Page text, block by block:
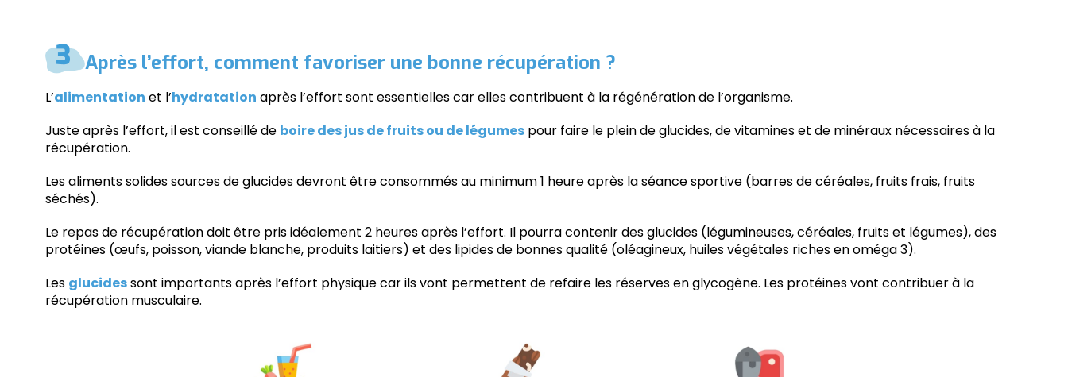
Après l’effort, comment favoriser une bonne récupération ?
L’alimentation et l’hydratation après l’effort sont essentielles car elles contribuent à la régénération de l’organisme.
Juste après l’effort, il est conseillé de boire des jus de fruits ou de légumes pour faire le plein de glucides, de vitamines et de minéraux nécessaires à la
récupération.
Les aliments solides sources de glucides devront être consommés au minimum 1 heure après la séance sportive (barres de céréales, fruits frais, fruits
séchés).
Le repas de récupération doit être pris idéalement 2 heures après l’effort. Il pourra contenir des glucides (légumineuses, céréales, fruits et légumes), des
protéines (œufs, poisson, viande blanche, produits laitiers) et des lipides de bonnes qualité (oléagineux, huiles végétales riches en oméga 3).
Les glucidessont importants après l’effort physique car ils vont permettent de refaire les réserves en glycogène. Les protéines vont contribuer à la
récupération musculaire.